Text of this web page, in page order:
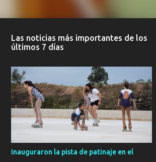
Las noticias más importantes de los
últimos 7 días
Inauguraron la pista de patinaje en el